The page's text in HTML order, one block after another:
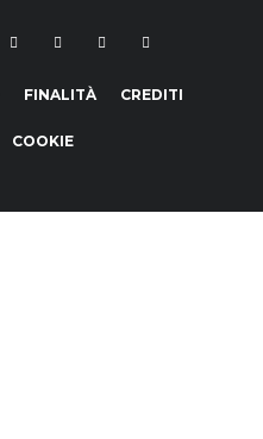
FINALITÀ CREDITI
COOKIE